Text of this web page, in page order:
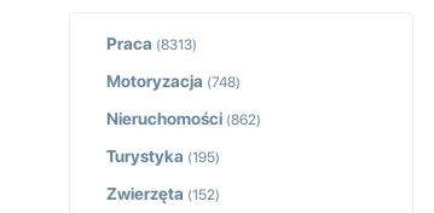
Praca (8313)
Motoryzacja (748)
Nieruchomości (862)
Turystyka (195)
Zwierzęta (152)